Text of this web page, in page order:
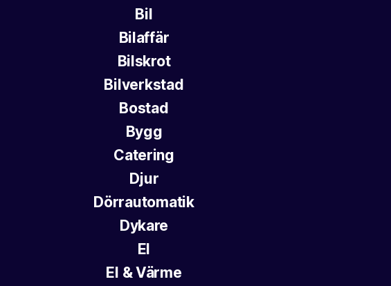
Bil
Bilaffär
Bilskrot
Bilverkstad
Bostad
Bygg
Catering
Djur
Dörrautomatik
Dykare
El
El & Värme